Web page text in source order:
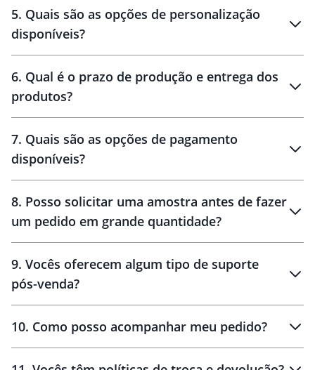
brinde
personalização
amostra virtual
5. Quais são as opções de personalização
disponíveis?
6. Qual é o prazo de produção e entrega dos
produtos?
10 dias
brinde
48 horas
7. Quais são as opções de pagamento
disponíveis?
8. Posso solicitar uma amostra antes de fazer
um pedido em grande quantidade?
amostras
9. Vocês oferecem algum tipo de suporte
pós-venda?
10. Como posso acompanhar meu pedido?